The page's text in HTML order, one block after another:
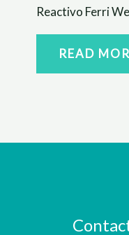
Reactivo Ferri
READ